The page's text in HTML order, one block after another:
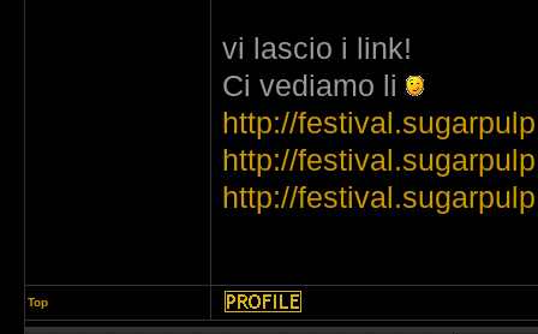
vi lascio i link!
Ci vediamo li
http://
http://
http://
Top